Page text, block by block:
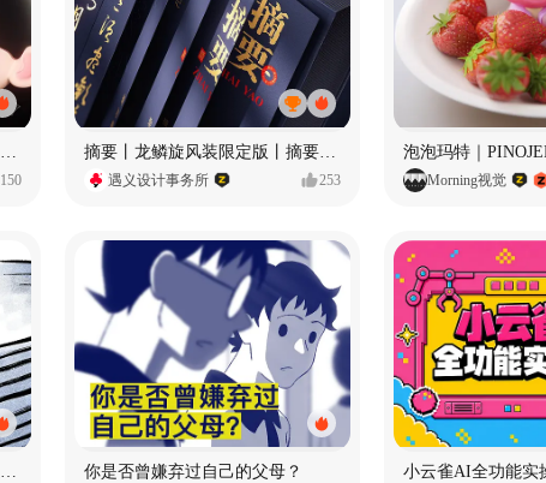
150 遇义设计事务所 253 Morning视觉
漫画：品读东野圭吾，画说人性百态 你是否曾嫌弃过自己的父母？ 小云雀AI全功能实